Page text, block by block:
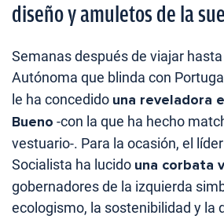
diseño y amuletos de la
Semanas después de viajar
Autónoma que blinda con
le ha concedido una reveladora
Bueno -con la que ha hecho
vestuario-. Para la ocasión, el
Socialista ha lucido una corbata
gobernadores de la izquierda
ecologismo, la sostenibilidad y la